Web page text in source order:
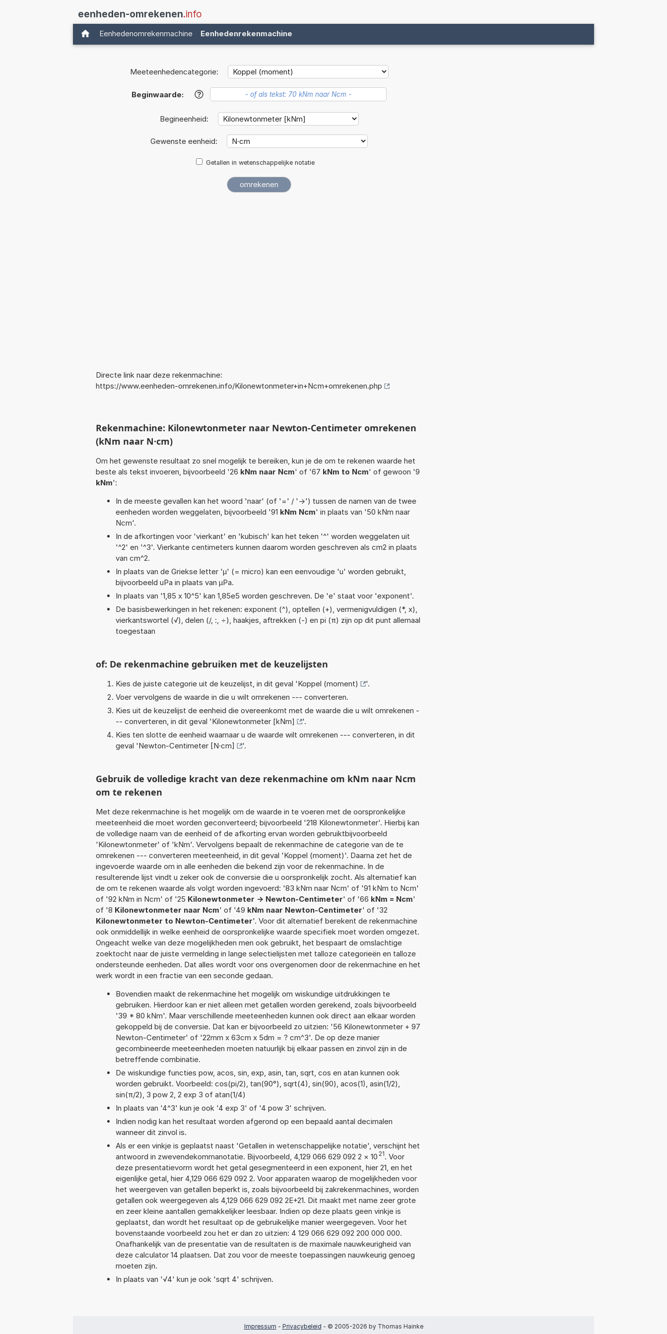
eenheden-omrekenen.info
Eenhedenomrekenmachine Eenhedenrekenmachine
Meeteenhedencategorie:
Beginwaarde: ?
Begineenheid:
Gewenste eenheid:
Getallen in wetenschappelijke notatie
Directe link naar deze rekenmachine:
https://www.eenheden-omrekenen.info/Kilonewtonmeter+in+Ncm+omrekenen.php
Rekenmachine: Kilonewtonmeter naar Newton-Centimeter omrekenen
(kNm naar N·cm)
Om het gewenste resultaat zo snel mogelijk te bereiken, kun je de om te rekenen waarde het
beste als tekst invoeren, bijvoorbeeld '26 kNm naar Ncm' of '67 kNm to Ncm' of gewoon '9
kNm':
In de meeste gevallen kan het woord 'naar' (of '=' / '->') tussen de namen van de twee
eenheden worden weggelaten, bijvoorbeeld '91 kNm Ncm' in plaats van '50 kNm naar
Ncm'.
In de afkortingen voor 'vierkant' en 'kubisch' kan het teken '^' worden weggelaten uit
'^2' en '^3'. Vierkante centimeters kunnen daarom worden geschreven als cm2 in plaats
van cm^2.
In plaats van de Griekse letter 'µ' (= micro) kan een eenvoudige 'u' worden gebruikt,
bijvoorbeeld uPa in plaats van µPa.
In plaats van '1,85 x 10^5' kan 1,85e5 worden geschreven. De 'e' staat voor 'exponent'.
De basisbewerkingen in het rekenen: exponent (^), optellen (+), vermenigvuldigen (*, x),
vierkantswortel (√), delen (/, :, ÷), haakjes, aftrekken (-) en pi (π) zijn op dit punt allemaal
toegestaan
of: De rekenmachine gebruiken met de keuzelijsten
Kies de juiste categorie uit de keuzelijst, in dit geval 'Koppel (moment)
'.
Voer vervolgens de waarde in die u wilt omrekenen --- converteren.
Kies uit de keuzelijst de eenheid die overeenkomt met de waarde die u wilt omrekenen -
-- converteren, in dit geval 'Kilonewtonmeter [kNm]
'.
Kies ten slotte de eenheid waarnaar u de waarde wilt omrekenen --- converteren, in dit
geval 'Newton-Centimeter [N·cm] '.
Gebruik de volledige kracht van deze rekenmachine om kNm naar Ncm
om te rekenen
Met deze rekenmachine is het mogelijk om de waarde in te voeren met de oorspronkelijke
meeteenheid die moet worden geconverteerd; bijvoorbeeld '218 Kilonewtonmeter'. Hierbij kan
de volledige naam van de eenheid of de afkorting ervan worden gebruiktbijvoorbeeld
'Kilonewtonmeter' of 'kNm'. Vervolgens bepaalt de rekenmachine de categorie van de te
omrekenen --- converteren meeteenheid, in dit geval 'Koppel (moment)'. Daarna zet het de
ingevoerde waarde om in alle eenheden die bekend zijn voor de rekenmachine. In de
resulterende lijst vindt u zeker ook de conversie die u oorspronkelijk zocht. Als alternatief kan
de om te rekenen waarde als volgt worden ingevoerd: '83 kNm naar Ncm' of '91 kNm to Ncm'
of '92 kNm in Ncm' of '25 Kilonewtonmeter -> Newton-Centimeter' of '66 kNm = Ncm'
of '8 Kilonewtonmeter naar Ncm' of '49 kNm naar Newton-Centimeter' of '32
Kilonewtonmeter to Newton-Centimeter'. Voor dit alternatief berekent de rekenmachine
ook onmiddellijk in welke eenheid de oorspronkelijke waarde specifiek moet worden omgezet.
Ongeacht welke van deze mogelijkheden men ook gebruikt, het bespaart de omslachtige
zoektocht naar de juiste vermelding in lange selectielijsten met talloze categorieën en talloze
ondersteunde eenheden. Dat alles wordt voor ons overgenomen door de rekenmachine en het
werk wordt in een fractie van een seconde gedaan.
Bovendien maakt de rekenmachine het mogelijk om wiskundige uitdrukkingen te
gebruiken. Hierdoor kan er niet alleen met getallen worden gerekend, zoals bijvoorbeeld
'39 * 80 kNm'. Maar verschillende meeteenheden kunnen ook direct aan elkaar worden
gekoppeld bij de conversie. Dat kan er bijvoorbeeld zo uitzien: '56 Kilonewtonmeter + 97
Newton-Centimeter' of '22mm x 63cm x 5dm = ? cm^3'. De op deze manier
gecombineerde meeteenheden moeten natuurlijk bij elkaar passen en zinvol zijn in de
betreffende combinatie.
De wiskundige functies pow, acos, sin, exp, asin, tan, sqrt, cos en atan kunnen ook
worden gebruikt. Voorbeeld: cos(pi/2), tan(90°), sqrt(4), sin(90), acos(1), asin(1/2),
sin(π/2), 3 pow 2, 2 exp 3 of atan(1/4)
In plaats van '4^3' kun je ook '4 exp 3' of '4 pow 3' schrijven.
Indien nodig kan het resultaat worden afgerond op een bepaald aantal decimalen
wanneer dit zinvol is.
Als er een vinkje is geplaatst naast 'Getallen in wetenschappelijke notatie', verschijnt het
antwoord in zwevendekommanotatie. Bijvoorbeeld, 4,129 066 629 092 2 × 10 21. Voor
deze presentatievorm wordt het getal gesegmenteerd in een exponent, hier 21, en het
eigenlijke getal, hier 4,129 066 629 092 2. Voor apparaten waarop de mogelijkheden voor
het weergeven van getallen beperkt is, zoals bijvoorbeeld bij zakrekenmachines, worden
getallen ook weergegeven als 4,129 066 629 092 2E+21. Dit maakt met name zeer grote
en zeer kleine aantallen gemakkelijker leesbaar. Indien op deze plaats geen vinkje is
geplaatst, dan wordt het resultaat op de gebruikelijke manier weergegeven. Voor het
bovenstaande voorbeeld zou het er dan zo uitzien: 4 129 066 629 092 200 000 000.
Onafhankelijk van de presentatie van de resultaten is de maximale nauwkeurigheid van
deze calculator 14 plaatsen. Dat zou voor de meeste toepassingen nauwkeurig genoeg
moeten zijn.
In plaats van '√4' kun je ook 'sqrt 4' schrijven.
Impressum - Privacybeleid - © 2005-2026 by Thomas Hainke